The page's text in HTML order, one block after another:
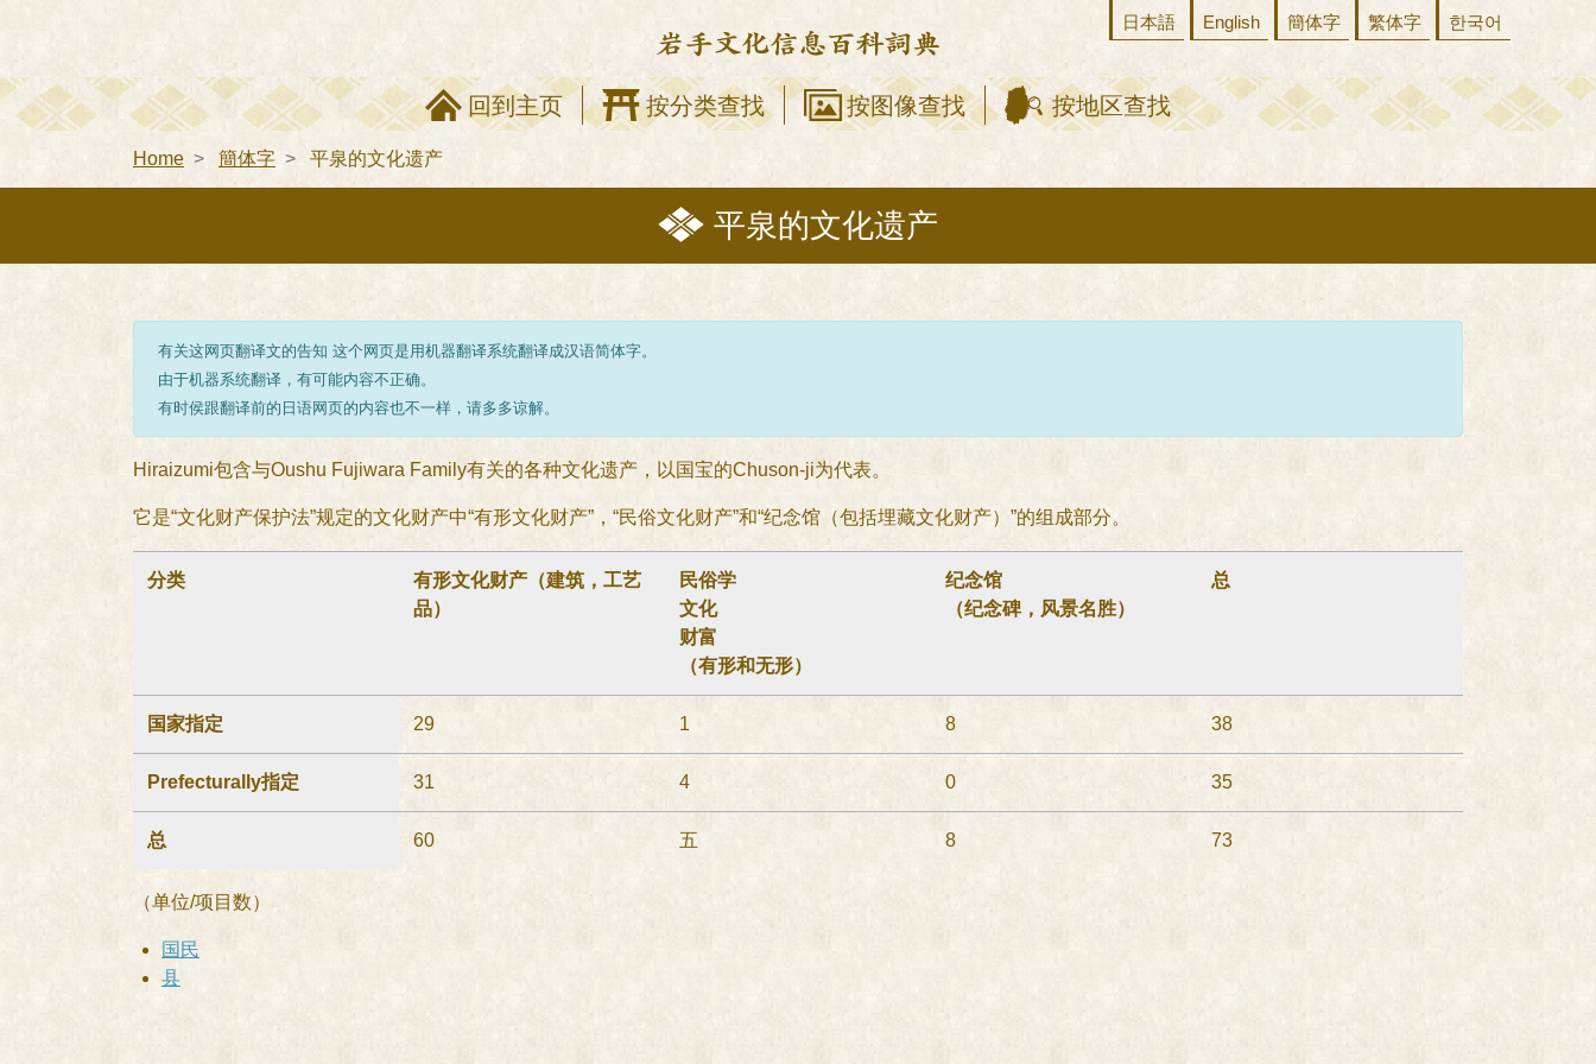
日本語 English 簡体字 繁体字 한국어
回到主页 按分类查找 按图像查找 按地区查找
Home 簡体字 平泉的文化遗产
平泉的文化遗产
有关这网页翻译文的告知 这个网页是用机器翻译系统翻译成汉语简体字。
由于机器系统翻译，有可能内容不正确。
有时侯跟翻译前的日语网页的内容也不一样，请多多谅解。
Hiraizumi包含与Oushu Fujiwara Family有关的各种文化遗产，以国宝的Chuson-ji为代表。
它是“文化财产保护法”规定的文化财产中“有形文化财产”，“民俗文化财产”和“纪念馆（包括埋藏文化财产）”的组成部分。
分类
有形文化财产（建筑，工艺
品）
民俗学
文化
财富
（有形和无形）
纪念馆
（纪念碑，风景名胜）
总
国家指定 29 1 8 38
Prefecturally指定 31 4 0 35
总 60 五 8 73
（单位/项目数）
国民
县